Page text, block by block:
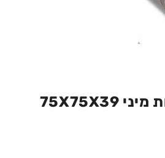
קופסת הסתעפות מיני 75X75X39